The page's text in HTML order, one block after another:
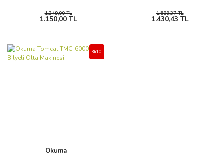
1.349,00 TL
1.150,00 TL
1.589,37 TL
1.430,43 TL
Okuma
%10